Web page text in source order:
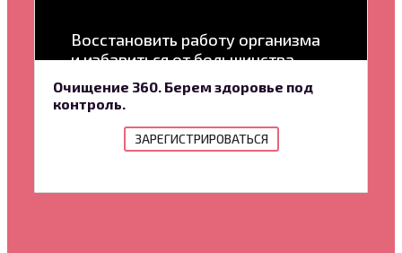
Восстановить работу организма
и избавиться от большинства
проблем со здоровьем
Очищение 360. Берем здоровье под
контроль.
ЗАРЕГИСТРИРОВАТЬСЯ